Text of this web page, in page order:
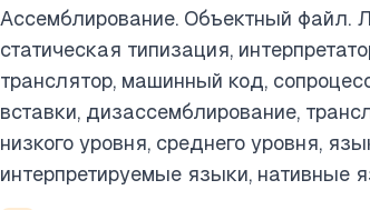
Ассемблирование. Объектный файл.
статическая типизация,
транслятор, машинный код,
вставки, дизассемблирование,
низкого уровня, среднего уровня,
интерпретируемые языки, нативные